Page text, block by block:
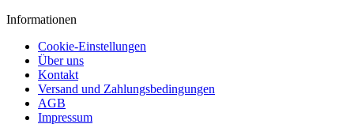
Informationen
Cookie-Einstellungen
Über uns
Kontakt
Versand und Zahlungsbedingungen
AGB
Impressum